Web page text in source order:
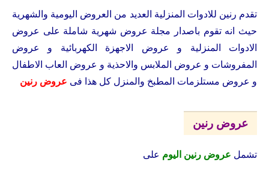
تقدم رنين للادوات المنزلية العديد من العروض اليومية والشهرية
حيث انه تقوم باصدار مجلة عروض شهرية شاملة على عروض
الادوات المنزلية و عروض الاجهزة الكهربائية و عروض
المفروشات و عروض الملابس والاحذية و عروض العاب الاطفال
و عروض مستلزمات المطبخ والمنزل كل هذا فى عروض رنين
عروض رنين
تشمل عروض رنين اليوم على